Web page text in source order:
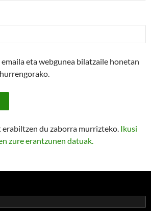
eta webgunea bilatzaile honetan
du zaborra murrizteko. Ikusi
zure erantzunen datuak.